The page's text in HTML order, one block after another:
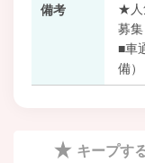
備考
★人
募集
■車
備）
キープす